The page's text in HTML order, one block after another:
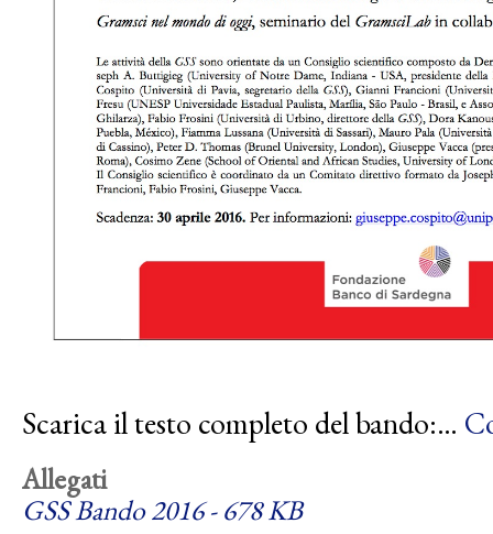
Scarica il testo completo del bando:…
Allegati
GSS Bando 2016 - 678 KB